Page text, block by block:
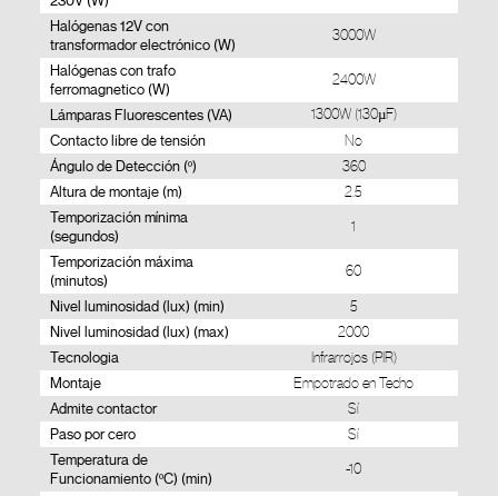
Halógenas 12V con
transformador electrónico (W)
3000W
Halógenas con trafo
ferromagnetico (W)
2400W
Lámparas Fluorescentes (VA) 1300W (130µF)
Contacto libre de tensión No
Ángulo de Detección (º) 360
Altura de montaje (m) 2.5
Temporización mínima
(segundos)
1
Temporización máxima
(minutos)
60
Nivel luminosidad (lux) (min) 5
Nivel luminosidad (lux) (max) 2000
Tecnologia Infrarrojos (PIR)
Montaje Empotrado en Techo
Admite contactor Sí
Paso por cero Sí
Temperatura de
Funcionamiento (ºC) (min)
-10